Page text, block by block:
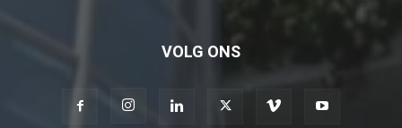
VOLG ONS